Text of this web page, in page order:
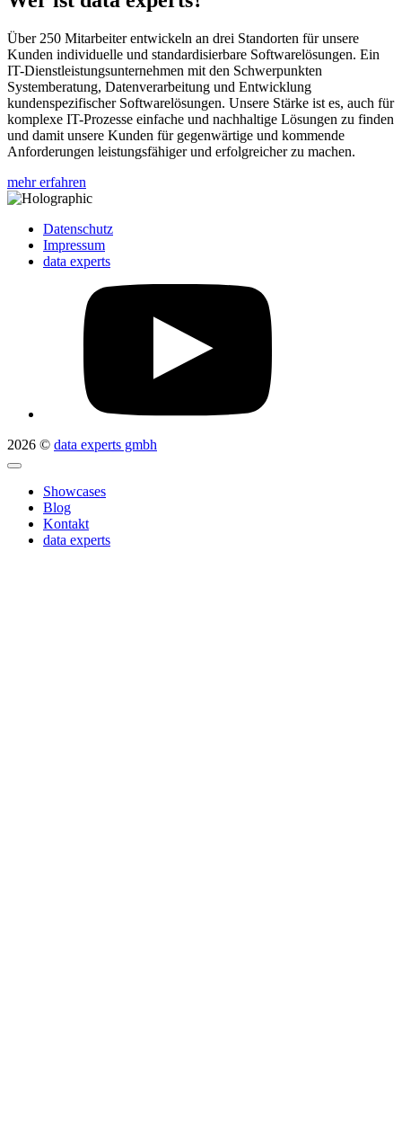
Über 250 Mitarbeiter entwickeln an drei Standorten für unsere
Kunden individuelle und standardisierbare Softwarelösungen. Ein
IT-Dienstleistungsunternehmen mit den Schwerpunkten
Systemberatung, Datenverarbeitung und Entwicklung
kundenspezifischer Softwarelösungen. Unsere Stärke ist es, auch für
komplexe IT-Prozesse einfache und nachhaltige Lösungen zu finden
und damit unsere Kunden für gegenwärtige und kommende
Anforderungen leistungsfähiger und erfolgreicher zu machen.
mehr erfahren
Datenschutz
Impressum
data experts
2026 © data experts gmbh
Showcases
Blog
Kontakt
data experts